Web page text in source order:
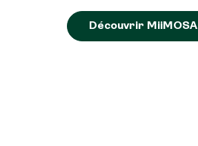
Découvrir MiiMOSA